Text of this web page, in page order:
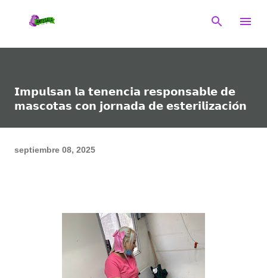
𝗜𝗺𝗽𝘂𝗹𝘀𝗮𝗻 𝗹𝗮 𝘁𝗲𝗻𝗲𝗻𝗰𝗶𝗮 𝗿𝗲𝘀𝗽𝗼𝗻𝘀𝗮𝗯𝗹𝗲 𝗱𝗲
𝗺𝗮𝘀𝗰𝗼𝘁𝗮𝘀 𝗰𝗼𝗻 𝗷𝗼𝗿𝗻𝗮𝗱𝗮 𝗱𝗲 𝗲𝘀𝘁𝗲𝗿𝗶𝗹𝗶𝘇𝗮𝗰𝗶𝗼́𝗻
septiembre 08, 2025